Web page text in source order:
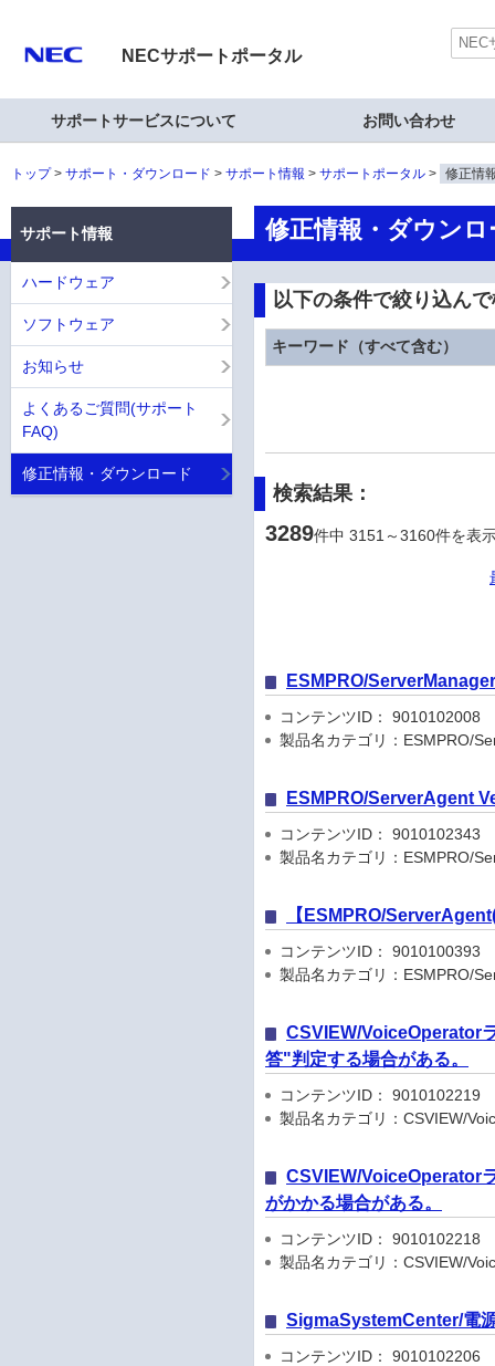
NECサポートポータル
サポートサービスについて お問い合わせ
トップ サポート・ダウンロード サポート情報 サポートポータル 修正情
修正情報・ダウンロ
以下の条件で絞り込ん
キーワード（すべて含む）
検索結果：
3289件中 3151～3160件を表
ESMPRO/
コンテンツID： 9010102008
製品名カテゴリ：ESMPRO/
ESMPRO/ServerAgent
コンテンツID： 9010102343
製品名カテゴリ：ESMPRO/
【ESMPRO/
コンテンツID： 9010100393
製品名カテゴリ：ESMPRO/
CSVIEW/VoiceOperator
答"判定する場合がある。
コンテンツID： 9010102219
製品名カテゴリ：CSVIEW/
CSVIEW/VoiceOperator
がかかる場合がある。
コンテンツID： 9010102218
製品名カテゴリ：CSVIEW/
SigmaSystemCenter/電
コンテンツID： 9010102206
サポート情報
ハードウェア
ソフトウェア
お知らせ
よくあるご質問(サポート
FAQ)
修正情報・ダウンロード